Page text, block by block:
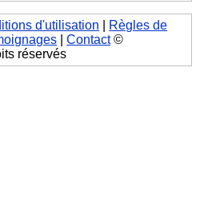
d'utilisation
Règles de
|Contact©
réservés